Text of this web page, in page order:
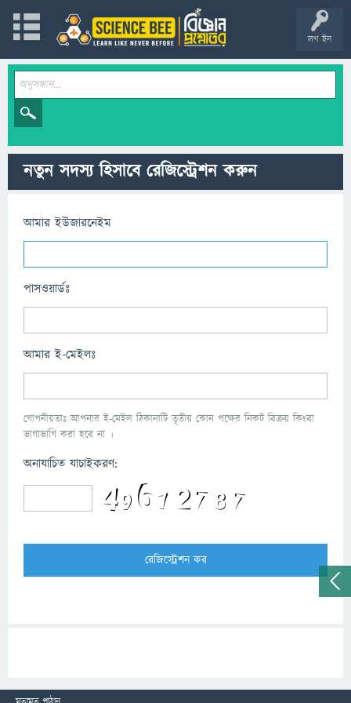
লগ ইন
নতুন সদস্য হিসাবে রেজিস্ট্রেশন করুন
আমার ইউজারনেইম
পাসওয়ার্ডঃ
আমার ই-মেইলঃ
গোপনীয়তাঃ আপনার ই-মেইল ঠিকানাটি তৃতীয় কোন পক্ষের নিকট বিক্রয় কিংবা
ভাগাভাগি করা হবে না ।
অনাযাচিত যাচাইকরণ: